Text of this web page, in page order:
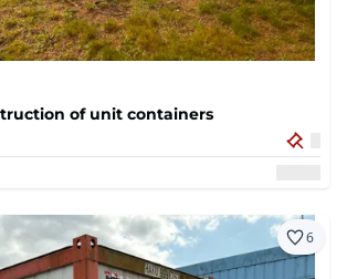
of unit containers
6